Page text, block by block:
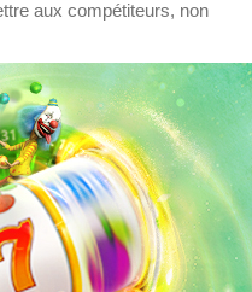
aux compétiteurs, non